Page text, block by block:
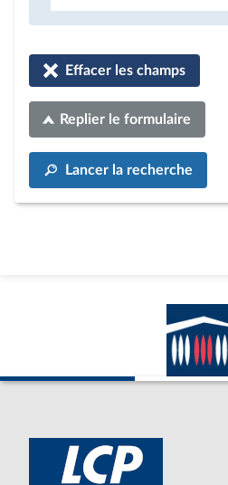
Effacer les champs
Replier le formulaire
Lancer la recherche